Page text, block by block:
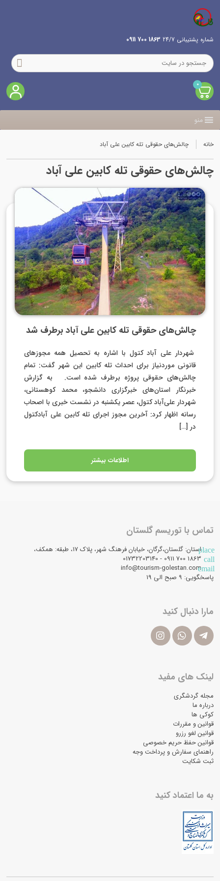
شماره پشتیبانی 24/7 1863 700 0911
0
منو
خانه چالش‌های حقوقی تله کابین علی آباد
چالش‌های حقوقی تله کابین علی آباد
چالش‌های حقوقی تله کابین علی آباد برطرف شد
شهردار علی آباد کتول با اشاره به تحصیل همه مجوز‌های
قانونی موردنیاز برای احداث تله کابین این شهر گفت: تمام
چالش‌های حقوقی پروژه برطرف شده است. به گزارش
خبرنگار استان‌های خبرگزاری دانشجو، محمد کوهستانی،
شهردار علی‌آباد کتول، عصر یکشنبه در نشست خبری با اصحاب
رسانه اظهار کرد: آخرین مجوز اجرای تله کابین علی آبادکتول
در […]
اطلاعات بیشتر
تماس با توریسم گلستان
placeاستان: گلستان،گرگان، خیابان فرهنگ شهر، پلاک 17، طبقه: همکف،
call
email
info@tourism-golestan.com
پاسخگویی: ۹ صبح الی 19
مارا دنبال کنید
لینک های مفید
مجله گردشگری
درباره ما
کوکی ها
قوانین و مقررات
قوانین لغو رزرو
قوانین حفظ حریم خصوصی
راهنمای سفارش و پرداخت وجه
ثبت شکایت
به ما اعتماد کنید